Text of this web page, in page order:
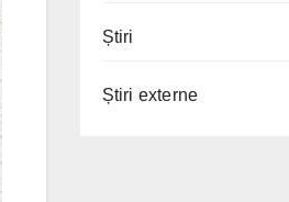
Știri
Știri externe